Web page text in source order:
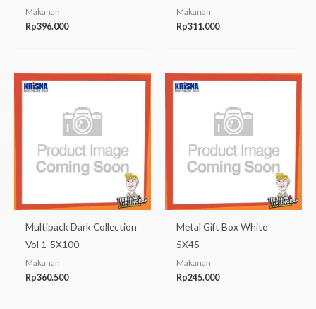
Makanan
Rp396.000
Makanan
Rp311.000
Multipack Dark Collection
Vol 1-5X100
Makanan
Rp360.500
Metal Gift Box White
5X45
Makanan
Rp245.000